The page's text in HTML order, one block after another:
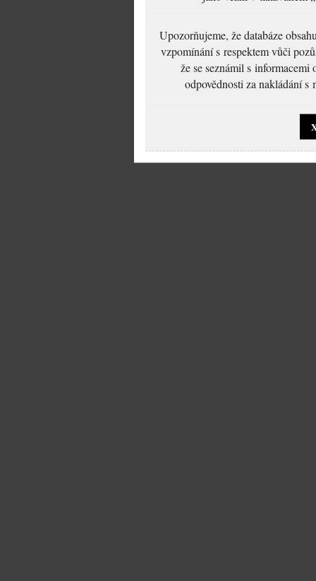
Upozorňujeme, že databáze
vzpomínání s respektem vůči
že se seznámil s
odpovědnosti za nakládání